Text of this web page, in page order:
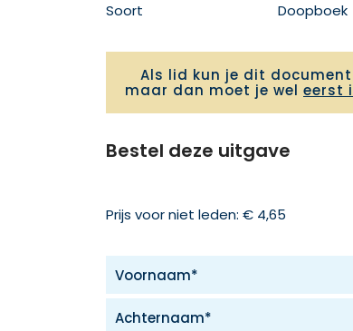
Soort
Doopboek
Als lid kun je dit document
maar dan moet je wel eerst
Bestel deze uitgave
Prijs voor niet leden: € 4,65